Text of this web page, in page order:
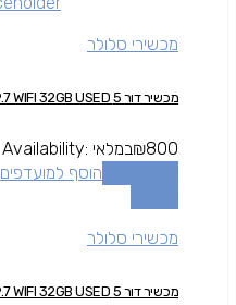
מכשירי סלולר
מכשיר דור 5 IPAD 9.7 WIFI 32GB USED
₪800
Availability: במלאי
הוסף למועדפים
מכשירי סלולר
מכשיר דור 5 IPAD 9.7 WIFI 32GB USED